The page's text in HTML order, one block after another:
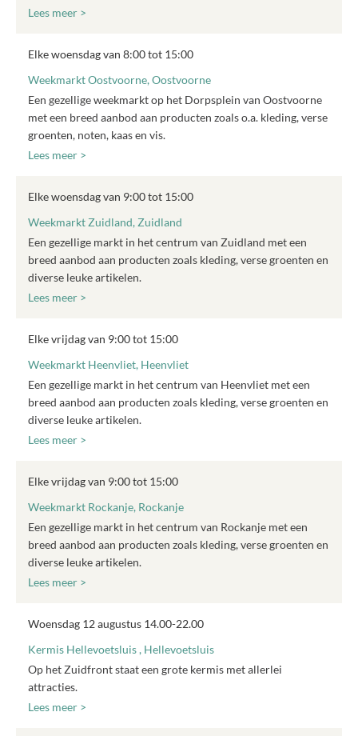
Lees meer >
Elke woensdag van 8:00 tot 15:00
Weekmarkt Oostvoorne, Oostvoorne
Een gezellige weekmarkt op het Dorpsplein van Oostvoorne
met een breed aanbod aan producten zoals o.a. kleding, verse
groenten, noten, kaas en vis.
Lees meer >
Elke woensdag van 9:00 tot 15:00
Weekmarkt Zuidland, Zuidland
Een gezellige markt in het centrum van Zuidland met een
breed aanbod aan producten zoals kleding, verse groenten en
diverse leuke artikelen.
Lees meer >
Elke vrijdag van 9:00 tot 15:00
Weekmarkt Heenvliet, Heenvliet
Een gezellige markt in het centrum van Heenvliet met een
breed aanbod aan producten zoals kleding, verse groenten en
diverse leuke artikelen.
Lees meer >
Elke vrijdag van 9:00 tot 15:00
Weekmarkt Rockanje, Rockanje
Een gezellige markt in het centrum van Rockanje met een
breed aanbod aan producten zoals kleding, verse groenten en
diverse leuke artikelen.
Lees meer >
Woensdag 12 augustus 14.00-22.00
Kermis Hellevoetsluis , Hellevoetsluis
Op het Zuidfront staat een grote kermis met allerlei
attracties.
Lees meer >